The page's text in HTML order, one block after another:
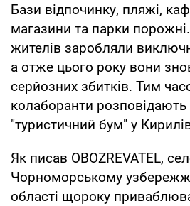
Бази відпочинку, пляжі,
магазини та парки
жителів заробляли
а отже цього року вони
серйозних збитків. Тим
колаборанти
"туристичний бум" у
Як писав OBOZREVATEL,
Чорноморському
області щороку